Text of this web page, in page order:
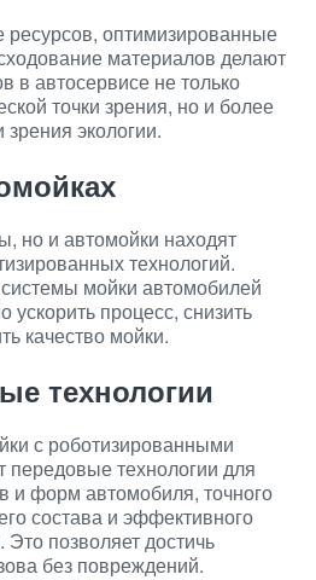
оптимизированные
материалов делают
в автосервисе не только
точки зрения, но и более
экологии.
но и автомойки находят
технологий.
мойки автомобилей
ускорить процесс, снизить
качество мойки.
технологии
с роботизированными
передовые технологии для
и форм автомобиля, точного
состава и эффективного
Это позволяет достичь
без повреждений.